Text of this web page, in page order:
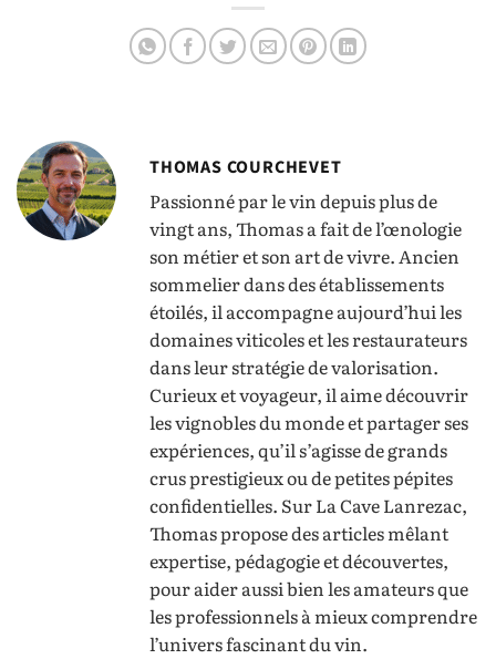
THOMAS COURCHEVET
Passionné par le vin depuis plus de
vingt ans, Thomas a fait de l’œnologie
son métier et son art de vivre. Ancien
sommelier dans des établissements
étoilés, il accompagne aujourd’hui les
domaines viticoles et les restaurateurs
dans leur stratégie de valorisation.
Curieux et voyageur, il aime découvrir
les vignobles du monde et partager ses
expériences, qu’il s’agisse de grands
crus prestigieux ou de petites pépites
confidentielles. Sur La Cave Lanrezac,
Thomas propose des articles mêlant
expertise, pédagogie et découvertes,
pour aider aussi bien les amateurs que
les professionnels à mieux comprendre
l’univers fascinant du vin.